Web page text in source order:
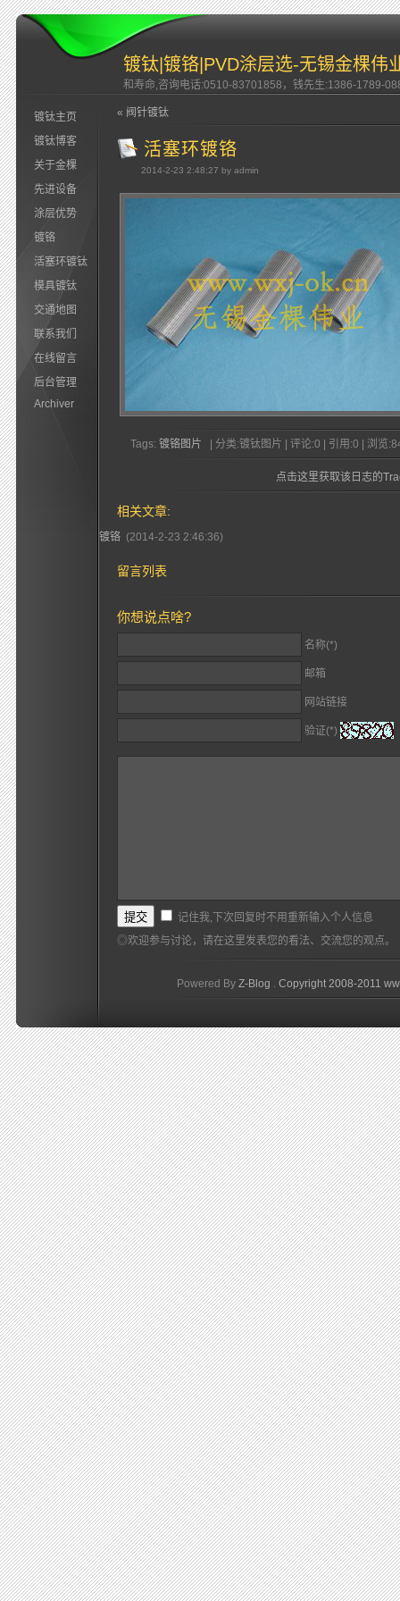
镀钛|镀铬|PVD涂层选-无锡金棵伟
和寿命,咨询电话:0510-83701858，钱先生:1386-1789-
镀钛主页
镀钛博客
关于金棵
先进设备
涂层优势
镀铬
活塞环镀钛
模具镀钛
交通地图
联系我们
在线留言
后台管理
Archiver
« 阀针镀钛
活塞环镀铬
2014-2-23 2:48:27 by admin
Tags: 镀铬图片 | 分类:镀钛图片 | 评论:0 | 引用:0 | 浏览:
点击这里获取该日志的
相关文章:
镀铬 (2014-2-23 2:46:36)
留言列表
你想说点啥?
名称(*)
邮箱
网站链接
验证(*)
记住我,下次回复时不用重新输入个人信息
◎欢迎参与讨论，请在这里发表您的看法、交流您的观点。
Powered By Z-Blog . Copyright 2008-2011